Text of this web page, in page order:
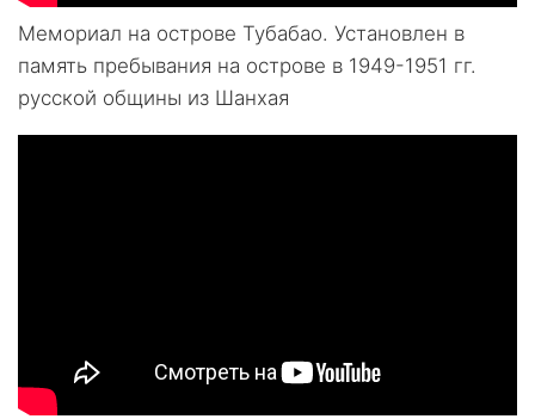
Мемориал на острове Тубабао. Установлен в
память пребывания на острове в 1949-1951 гг.
русской общины из Шанхая